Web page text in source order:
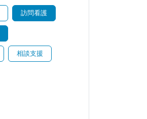
訪問看護
相談支援